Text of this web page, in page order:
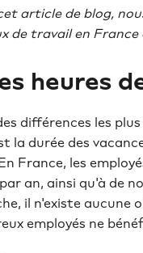
article de blog,
de travail en
heures
différences les
la durée des
France, les
an, ainsi qu'à de
il n'existe aucune
employés ne